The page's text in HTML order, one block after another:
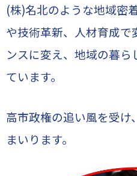
(株)名北のような地域密
や技術革新、人材育成で
ンスに変え、地域の暮
ています。
高市政権の追い風を受け
まいります。